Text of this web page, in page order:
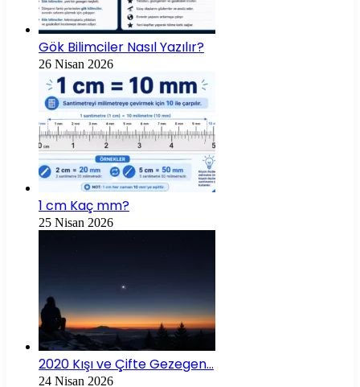
Gök Bilimciler Nasıl Yazılır?
26 Nisan 2026
1 cm Kaç mm?
25 Nisan 2026
2020 Kışı ve Çifte Gezegen…
24 Nisan 2026